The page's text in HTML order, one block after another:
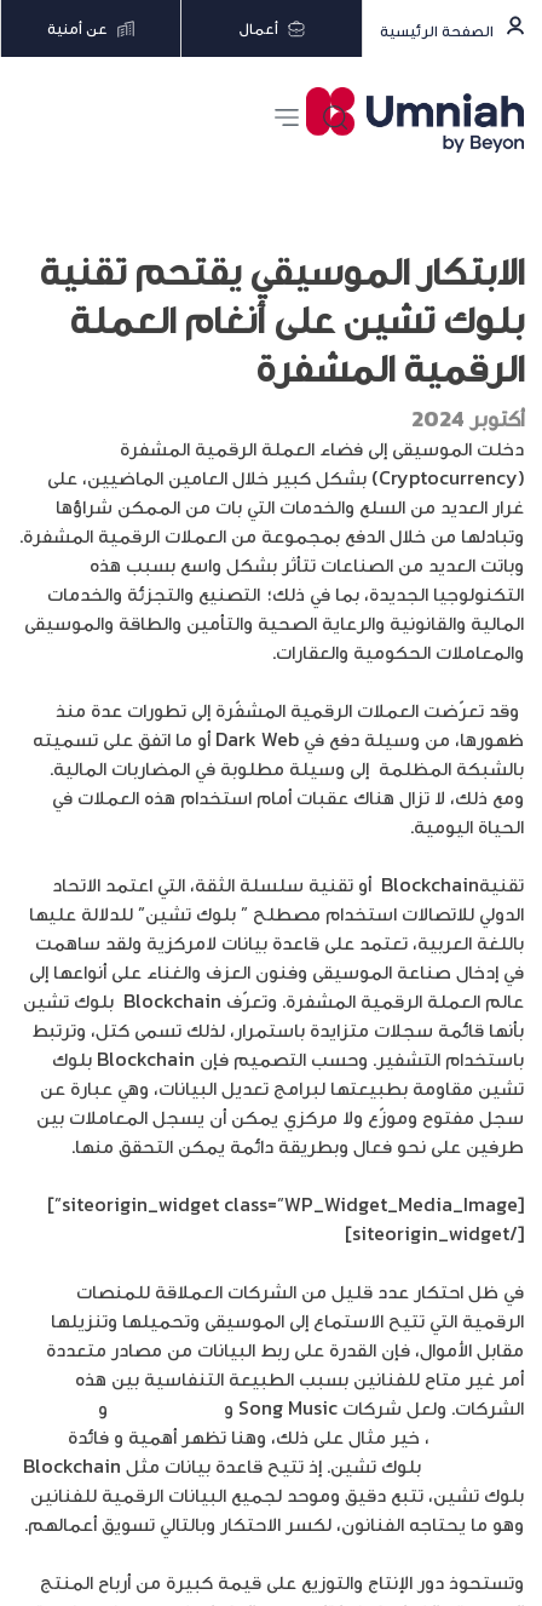
الصفحة الرئيسية أعمال عن أمنية
الابتكار الموسيقي يقتحم تقنية
بلوك تشين على أنغام العملة
الرقمية المشفرة
أكتوبر 2024
دخلت الموسيقى إلى فضاء العملة الرقمية المشفرة
(Cryptocurrency) بشكل كبير خلال العامين الماضيين، على
غرار العديد من السلع والخدمات التي بات من الممكن شراؤها
وتبادلها من خلال الدفع بمجموعة من العملات الرقمية المشفرة.
وباتت العديد من الصناعات تتأثر بشكل واسع بسبب هذه
التكنولوجيا الجديدة، بما في ذلك؛ التصنيع والتجزئة والخدمات
المالية والقانونية والرعاية الصحية والتأمين والطاقة والموسيقى
والمعاملات الحكومية والعقارات.
وقد تعرّضت العملات الرقمية المشفّرة إلى تطورات عدة منذ
ظهورها، من وسيلة دفع في Dark Web أو ما اتفق على تسميته
بالشبكة المظلمة إلى وسيلة مطلوبة في المضاربات المالية.
ومع ذلك، لا تزال هناك عقبات أمام استخدام هذه العملات في
الحياة اليومية.
تقنيةBlockchain أو تقنية سلسلة الثقة، التي اعتمد الاتحاد
الدولي للاتصالات استخدام مصطلح ” بلوك تشين” للدلالة عليها
باللغة العربية، تعتمد على قاعدة بيانات لامركزية ولقد ساهمت
في إدخال صناعة الموسيقى وفنون العزف والغناء على أنواعها إلى
عالم العملة الرقمية المشفرة. وتعرّف Blockchain بلوك تشين
بأنها قائمة سجلات متزايدة باستمرار، لذلك تسمى كتل، وترتبط
باستخدام التشفير. وحسب التصميم فإن Blockchain بلوك
تشين مقاومة بطبيعتها لبرامج تعديل البيانات، وهي عبارة عن
سجل مفتوح وموزّع ولا مركزي يمكن أن يسجل المعاملات بين
طرفين على نحو فعال وبطريقة دائمة يمكن التحقق منها.
[siteorigin_widget class=”WP_Widget_Media_Image”]
[/siteorigin_widget]
في ظل احتكار عدد قليل من الشركات العملاقة للمنصات
الرقمية التي تتيح الاستماع إلى الموسيقى وتحميلها وتنزيلها
مقابل الأموال، فإن القدرة على ربط البيانات من مصادر متعددة
أمر غير متاح للفنانين بسبب الطبيعة التنفاسية بين هذه
الشركات. ولعل شركات Song Music و
و
، خير مثال على ذلك، وهنا تظهر أهمية و فائدة
بلوك تشين. إذ تتيح قاعدة بيانات مثل Blockchain
بلوك تشين، تتبع دقيق وموحد لجميع البيانات الرقمية للفنانين
وهو ما يحتاجه الفنانون، لكسر الاحتكار وبالتالي تسويق أعمالهم.
وتستحوذ دور الإنتاج والتوزيع على قيمة كبيرة من أرباح المنتج